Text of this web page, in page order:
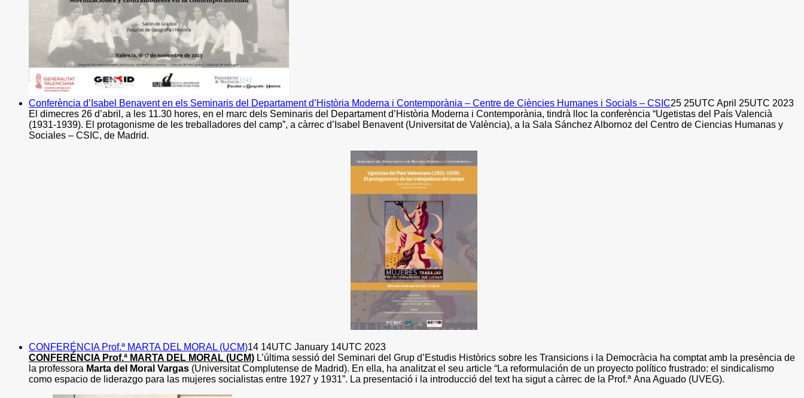
Conferència d’Isabel Benavent en els Seminaris del Departament d’Història Moderna i Contemporània – Centre de Ciències Humanes i Socials – CSIC25 25UTC April 25UTC 2023
El dimecres 26 d’abril, a les 11.30 hores, en el marc dels Seminaris del Departament d’Història Moderna i Contemporània, tindrà lloc la conferència “Ugetistas del País Valencià
(1931-1939). El protagonisme de les treballadores del camp”, a càrrec d’Isabel Benavent (Universitat de València), a la Sala Sánchez Albornoz del Centro de Ciencias Humanas y
Sociales – CSIC, de Madrid.
CONFERÉNCIA Prof.ª MARTA DEL MORAL (UCM)14 14UTC January 14UTC 2023
CONFERÉNCIA Prof.ª MARTA DEL MORAL (UCM) L’última sessió del Seminari del Grup d’Estudis Històrics sobre les Transicions i la Democràcia ha comptat amb la presència de
la professora Marta del Moral Vargas (Universitat Complutense de Madrid). En ella, ha analitzat el seu article “La reformulación de un proyecto político frustrado: el sindicalismo
como espacio de liderazgo para las mujeres socialistas entre 1927 y 1931”. La presentació i la introducció del text ha sigut a càrrec de la Prof.ª Ana Aguado (UVEG).